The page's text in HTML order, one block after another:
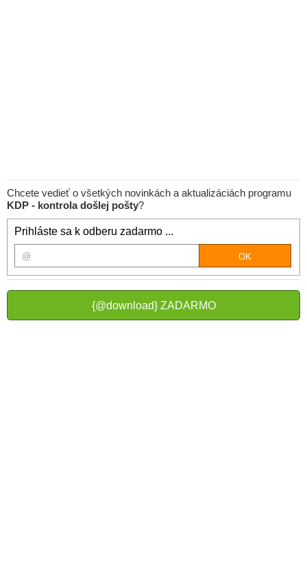
Chcete vedieť o všetkých novinkách a aktualizáciách programu
KDP - kontrola došlej pošty?
Prihláste sa k odberu zadarmo ...
{@download} ZADARMO